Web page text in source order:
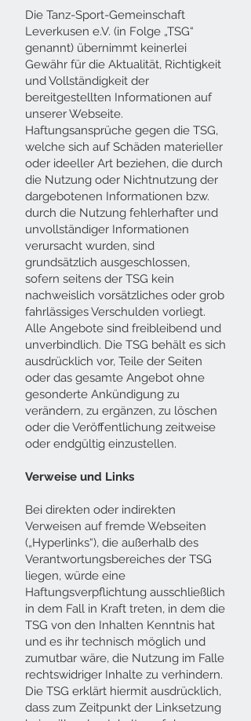
Die Tanz-Sport-Gemeinschaft
Leverkusen e.V. (in Folge „TSG“
genannt) übernimmt keinerlei
Gewähr für die Aktualität, Richtigkeit
und Vollständigkeit der
bereitgestellten Informationen auf
unserer Webseite.
Haftungsansprüche gegen die TSG,
welche sich auf Schäden materieller
oder ideeller Art beziehen, die durch
die Nutzung oder Nichtnutzung der
dargebotenen Informationen bzw.
durch die Nutzung fehlerhafter und
unvollständiger Informationen
verursacht wurden, sind
grundsätzlich ausgeschlossen,
sofern seitens der TSG kein
nachweislich vorsätzliches oder grob
fahrlässiges Verschulden vorliegt.
Alle Angebote sind freibleibend und
unverbindlich. Die TSG behält es sich
ausdrücklich vor, Teile der Seiten
oder das gesamte Angebot ohne
gesonderte Ankündigung zu
verändern, zu ergänzen, zu löschen
oder die Veröffentlichung zeitweise
oder endgültig einzustellen.
Verweise und Links
Bei direkten oder indirekten
Verweisen auf fremde Webseiten
(„Hyperlinks“), die außerhalb des
Verantwortungsbereiches der TSG
liegen, würde eine
Haftungsverpflichtung ausschließlich
in dem Fall in Kraft treten, in dem die
TSG von den Inhalten Kenntnis hat
und es ihr technisch möglich und
zumutbar wäre, die Nutzung im Falle
rechtswidriger Inhalte zu verhindern.
Die TSG erklärt hiermit ausdrücklich,
dass zum Zeitpunkt der Linksetzung